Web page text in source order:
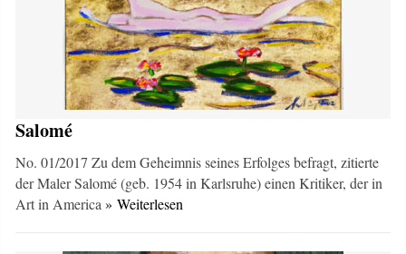
Salomé
No. 01/2017 Zu dem Geheimnis seines Erfolges befragt, zitierte
der Maler Salomé (geb. 1954 in Karlsruhe) einen Kritiker, der in
Art in America» Weiterlesen